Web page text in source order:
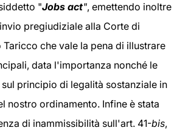
"Jobs act", emettendo inoltre
pregiudiziale alla Corte di
Taricco che vale la pena di illustrare
data l'importanza nonché le
principio di legalità sostanziale in
nostro ordinamento. Infine è stata
di inammissibilità sull'art. 41-bis,